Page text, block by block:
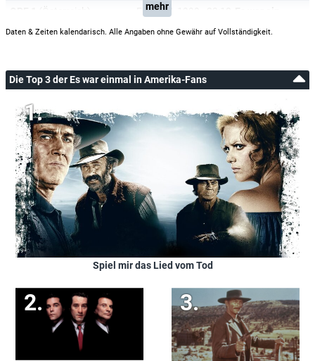
Fr, 15.01.1999
mehr
Daten & Zeiten kalendarisch. Alle Angaben ohne Gewähr auf Vollständigkeit.
Die Top 3 der Es war einmal in Amerika-Fans
Spiel mir das Lied vom Tod